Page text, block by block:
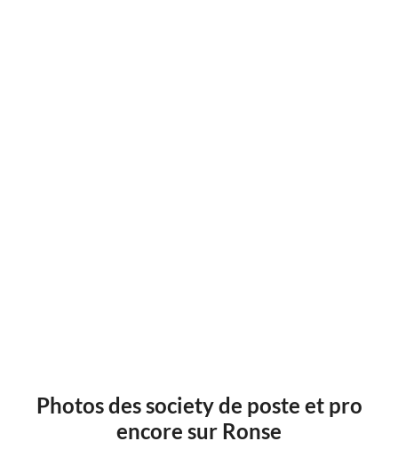
Photos des society de poste et pro
encore sur Ronse